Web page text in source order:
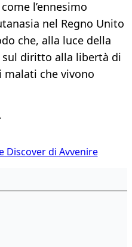
l’ennesimo
nel Regno Unito
che, alla luce della
diritto alla libertà di
che vivono
Discover di Avvenire